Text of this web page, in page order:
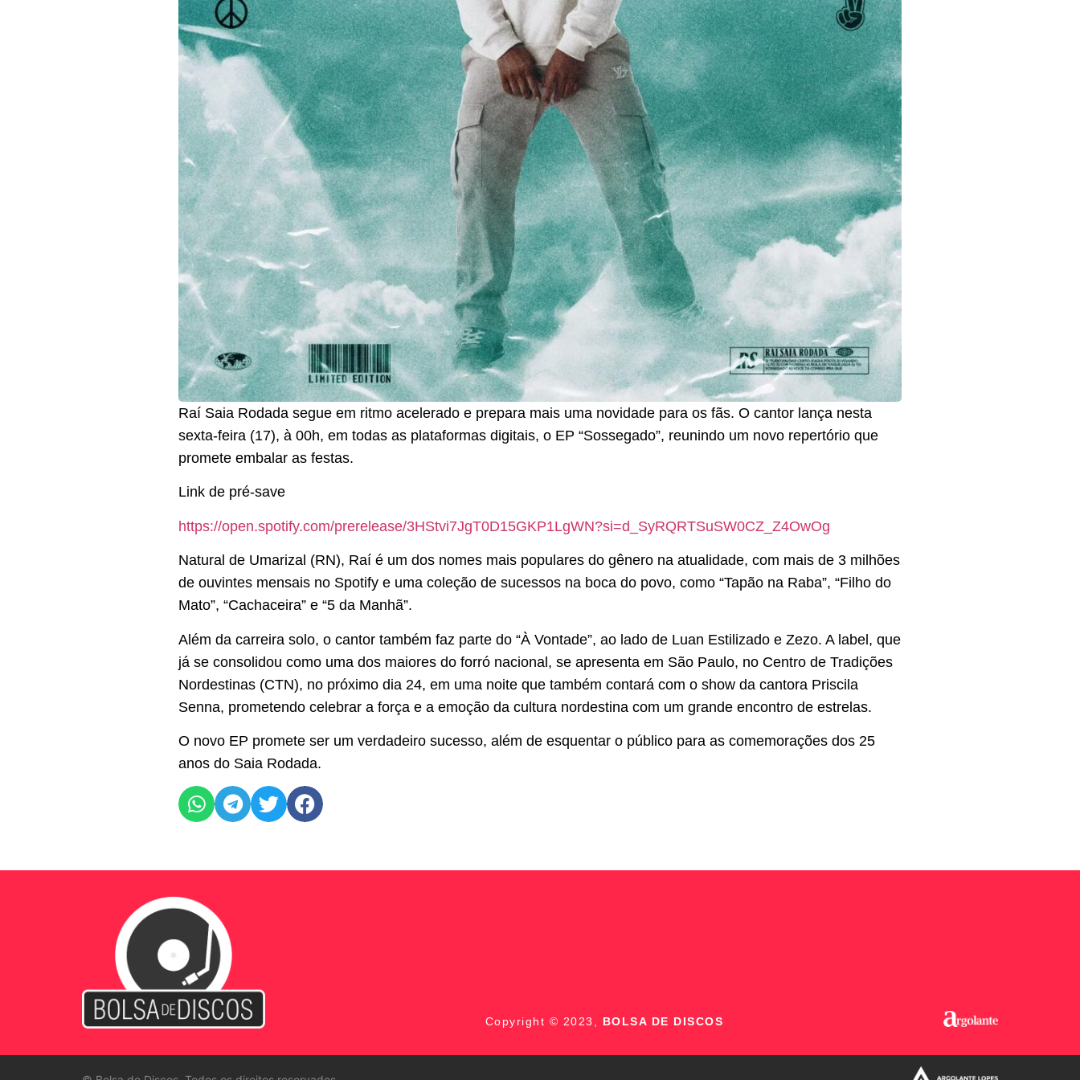
Raí Saia Rodada segue em ritmo acelerado e prepara mais uma novidade para os fãs. O cantor lança nesta
sexta-feira (17), à 00h, em todas as plataformas digitais, o EP “Sossegado”, reunindo um novo repertório que
promete embalar as festas.
Link de pré-save
https://open.spotify.com/prerelease/3HStvi7JgT0D15GKP1LgWN?si=d_SyRQRTSuSW0CZ_Z4OwOg
Natural de Umarizal (RN), Raí é um dos nomes mais populares do gênero na atualidade, com mais de 3 milhões
de ouvintes mensais no Spotify e uma coleção de sucessos na boca do povo, como “Tapão na Raba”, “Filho do
Mato”, “Cachaceira” e “5 da Manhã”.
Além da carreira solo, o cantor também faz parte do “À Vontade”, ao lado de Luan Estilizado e Zezo. A label, que
já se consolidou como uma dos maiores do forró nacional, se apresenta em São Paulo, no Centro de Tradições
Nordestinas (CTN), no próximo dia 24, em uma noite que também contará com o show da cantora Priscila
Senna, prometendo celebrar a força e a emoção da cultura nordestina com um grande encontro de estrelas.
O novo EP promete ser um verdadeiro sucesso, além de esquentar o público para as comemorações dos 25
anos do Saia Rodada.
Copyright © 2023, BOLSA DE DISCOS